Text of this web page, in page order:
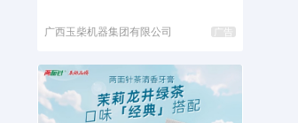
广西玉柴机器集团有限公司 广告